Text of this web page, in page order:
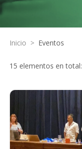
Inicio > Eventos
15 elementos en total: